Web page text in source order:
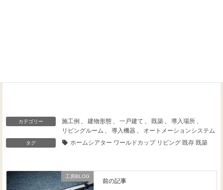
カテゴリー 施工例 、 建物形態 、 一戸建て 、 既築 、 導入場所 、
リビングルーム 、 導入機器 、 オートメーションシステム
タグ ホームシアター ワールドカップ リビング 既存 既築
工房BLOG
前の記事